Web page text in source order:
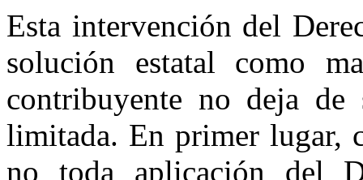
Esta intervención del
solución estatal como
contribuyente no deja
limitada. En primer lugar,
no toda aplicación del